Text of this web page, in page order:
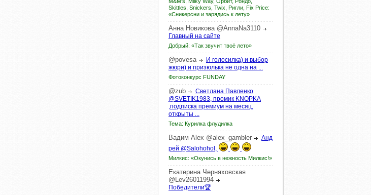
Skittles, Snickers, Twix, Ригли, Fix Price:
«Сникерсни и зарядись к лету»
Анна Новикова @AnnaNa3110
Главный на сайте
Добрый: «Так звучит твоё лето»
@povesa
И голосилка) и выбор
жюри) и призюлька не одна на ...
Фотоконкурс FUNDAY
@zub
Светлана Павленко
@SVETIK1983, промик KNOPKA
,подписка премиум на месяц,
открыты ...
Тема: Курилка флудилка
Вадим Alex @alex_gambler
Анд
рей @Salohohol,
Милкис: «Окунись в нежность Милкис!»
Екатерина Черняховская
@Lev26011994
Победители🏆